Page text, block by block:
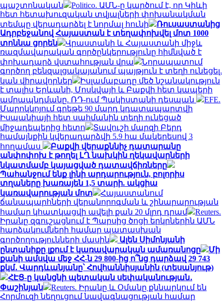
պաշտոնական
Politico. ԱՄՆ-ը կարծում է, որ Կիևի
հետ հետախուզական տվյալների փոխանակման
տեմպը վերադարձել է նորմալ հունի
Ռուսաստանից
Ադրբեջանով Հայաստան է տեղափոխվել մոտ 1000
տոննա ցորեն
Վրաստանի և Հայաստանի միջև
ռազմավարական գործընկերությունը հիմնված է
փոխադարձ վստահության վրա
Նորապատում
գործող բենզալցակայանում պայթյուն է տեղի ունեցել.
կան վիրավորներ
Իսլամաբադը մեծ նշանակություն
է տալիս Երևանի, Մոսկվայի և Բաքվի հետ կապերի
ամրապնդմանը. ՌԴ-ում Պակիստանի դեսպան
EFE.
Մարոկկոյում գրեթե 90 մարդ կդատապարտվի
Իսպանիայի հետ սահմանին տեղի ունեցած
միջադեպերից հետո
Տավուշի մարզի Բերդ
համայնքին կվերադարձվի 5.9 հա մակերեսով 3
հողամաս
Բաքվի վերաքննիչ դատարանը
անփոփոխ է թողել ԼՂ նախկին ղեկավարների
նկատմամբ կայացված դատավճիռները
Պահանջում ենք լինի արդարություն, բոլորիս
տղաները խառայեն 1,5 տարի. ակցիա
կառավարության մոտ
Հայաստանում
ճանապարհների վերանորոգման և շինարարության
համար կհատկացվի ավելի քան 20 մլրդ դրամ
Reuters.
Իրանը զգուշացնում է Պարսից ծոցի երկրներին ԱՄՆ
հարձակումների համար պատասխան
գործողությունների մասին
Ալեն Սիմոնյանի
ընտանիքը լքում է կառավարական ամառանոցը
Մի
քանի ամսվա մեջ ՀՀ-ն 29 800-ից ո՞նց դարձավ 29 743
քկմ․ Վարդևանյանը՝ Հովհաննիսյանին (տեսանյութ)
ՀԷՑ-ը կանցնի պետական սեփականության․
Փաշինյան
Reuters. Իրանը և Օմանը քննարկում են
Հորմուզի նեղուցում նավագնացության համար